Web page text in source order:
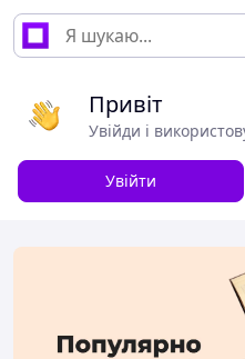
Привіт
Увійди і
Увійти